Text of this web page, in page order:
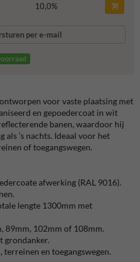
10,0%
per e-mail
voor vaste plaatsing met
en gepoedercoat in wit
banen, waardoor hij
’s nachts. Ideaal voor het
of toegangswegen.
afwerking (RAL 9016).
lengte 1300mm met
89mm, 102mm of 108mm.
grondanker.
en toegangswegen.